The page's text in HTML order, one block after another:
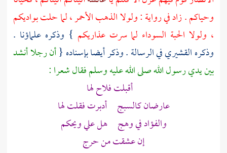
وحياكم . زاد في رواية : ولولا الذهب الأحمر ، لما حلت بواديكم
، ولولا الحبة السوداء لما سرت عذاريكم } وذكره علماؤنا .
وذكرهالقشيريفي الرسالة . وذكر أيضا بإسناده {أن رجلا أنشد
بين يدي رسول الله صلى الله عليه وسلم فقال شعرا :
أقبلت فلاح لها
عارضان كالسبج أدبرت فقلت لها
والفؤاد في وهج هل علي ويحكم
إن عشقت من حرج